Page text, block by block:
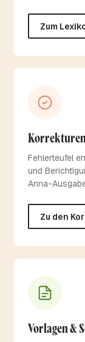
Zum
Fehlerteufel
und
Anna-
Zu den
Vorlagen &